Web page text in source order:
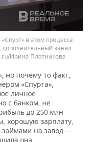
в этом процессе
дополнительный занял
Ирина Плотникова
но почему-то факт,
«Спурта»,
личное
с банком, не
до 250 млн
хорошую зарплату,
на завод —
она.